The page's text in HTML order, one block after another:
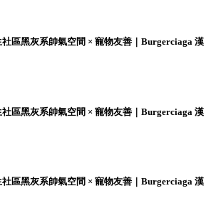
社區黑灰系帥氣空間 × 寵物友善｜Burgerciaga 漢
社區黑灰系帥氣空間 × 寵物友善｜Burgerciaga 漢
社區黑灰系帥氣空間 × 寵物友善｜Burgerciaga 漢